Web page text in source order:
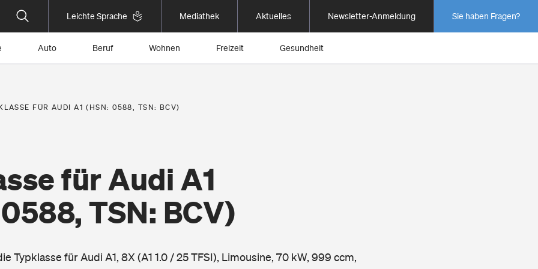
Leichte Sprache Mediathek Aktuelles Newsletter-Anmeldung Sie haben Fragen?
Auto Beruf Wohnen Freizeit Gesundheit
FÜR AUDI A1 (HSN: 0588, TSN: BCV)
für Audi A1
TSN: BCV)
Typklasse für Audi A1, 8X (A1 1.0 / 25 TFSI), Limousine, 70 kW, 999 ccm,